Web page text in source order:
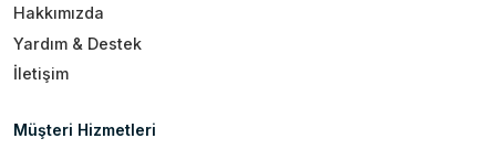
Hakkımızda
Yardım & Destek
İletişim
Müşteri Hizmetleri